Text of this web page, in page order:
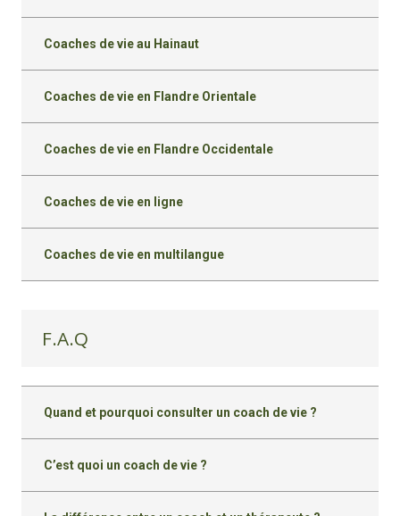
Coaches de vie au Hainaut
Coaches de vie en Flandre Orientale
Coaches de vie en Flandre Occidentale
Coaches de vie en ligne
Coaches de vie en multilangue
F.A.Q
Quand et pourquoi consulter un coach de vie ?
C’est quoi un coach de vie ?